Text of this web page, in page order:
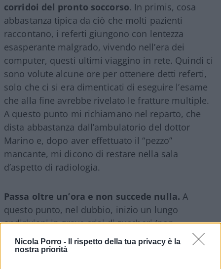
Nicola Porro -
Il rispetto della tua privacy è la
nostra priorità
corridoi del pronto soccorso. In primis, cosa
abbastanza tipica da ciò che molti pazienti
raccontano, i referti giungono con lentezza
esasperante malgrado, vivendo nell’era dei
computer, questi ultimi viaggino in rete. Quindi ci
sono volute alcune ore per ottenere detti referti,
solo che ci si era dimenticati di eseguire l’esame
che alla fine avrebbe rivelato le fratture multiple.
A questo punto mi richiamano nel reparto, che
dista abbastanza dall’ambulatorio del dottor
Marino e, dopo aver effettuato il “pezzo”
mancante, mi dicono di restare nella sala
d’aspetto di radiologia.
Passa oltre un’ora e non succede nulla. A
questo punto, nel dubbio, inizio un lungo
andirivieni in grave crisi di zuccheri (non
mangiavo dalle 7 del mattino e avevo bruciato
molte calorie nell’allenamento) da un settore